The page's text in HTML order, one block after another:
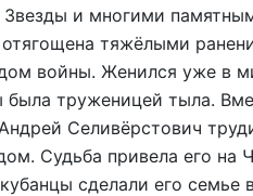
и многими
тяжёлыми
войны. Женился уже в
труженицей тыла.
Селивёрстович
Судьба привела его на
сделали его семье